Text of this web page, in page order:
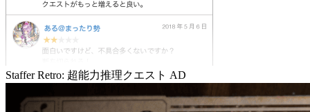
Staffer Retro: 超能力推理クエスト AD